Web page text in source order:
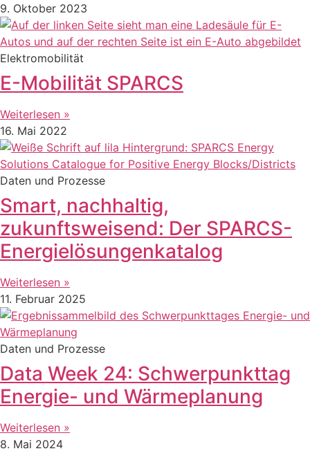
9. Oktober 2023
Elektromobilität
E-Mobilität SPARCS
Weiterlesen »
16. Mai 2022
Daten und Prozesse
Smart, nachhaltig,
zukunftsweisend: Der SPARCS-
Energielösungenkatalog
Weiterlesen »
11. Februar 2025
Daten und Prozesse
Data Week 24: Schwerpunkttag
Energie- und Wärmeplanung
Weiterlesen »
8. Mai 2024